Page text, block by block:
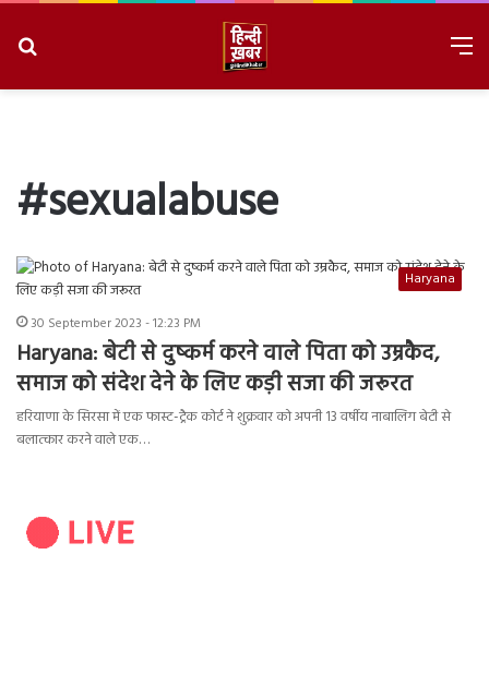
#sexualabuse
Haryana
30 September 2023 - 12:23 PM
Haryana: बेटी से दुष्कर्म करने वाले पिता को उम्रकैद,
समाज को संदेश देने के लिए कड़ी सजा की जरूरत
हरियाणा के सिरसा में एक फास्ट-ट्रैक कोर्ट ने शुक्रवार को अपनी 13 वर्षीय नाबालिग बेटी से
बलात्कार करने वाले एक…